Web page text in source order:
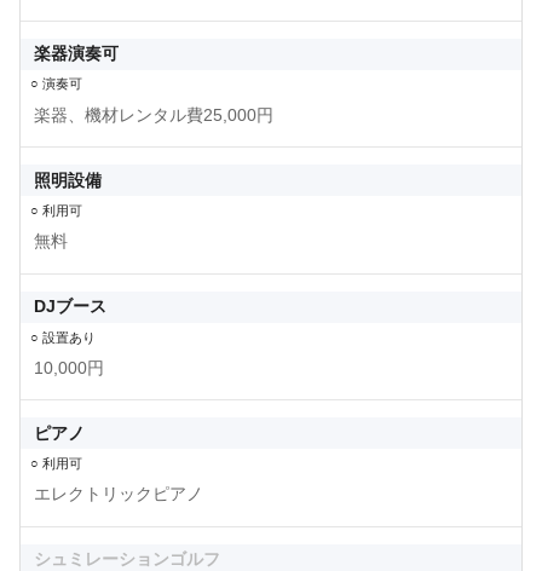
楽器演奏可
○ 演奏可
楽器、機材レンタル費25,000円
照明設備
○ 利用可
無料
DJブース
○ 設置あり
10,000円
ピアノ
○ 利用可
エレクトリックピアノ
シュミレーションゴルフ